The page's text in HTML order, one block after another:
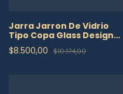
Jarra Jarron De Vidrio
Tipo Copa Glass Design
Gris
$8.500,00 $10.174,00